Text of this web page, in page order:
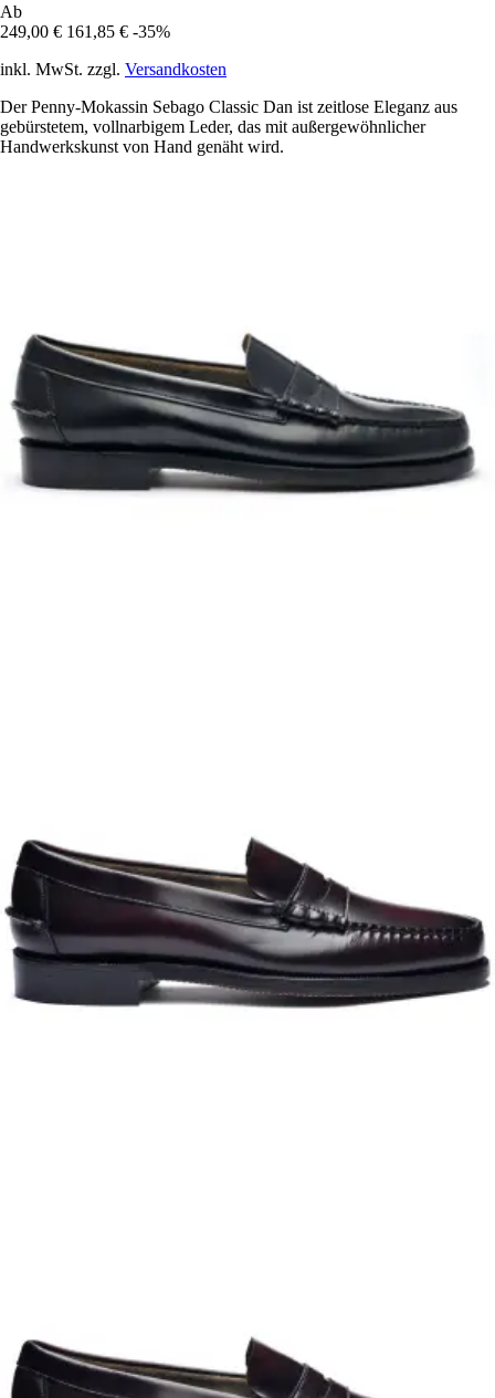
Ab
249,00 € 161,85 € -35%
inkl. MwSt. zzgl. Versandkosten
Der Penny-Mokassin Sebago Classic Dan ist zeitlose Eleganz aus
gebürstetem, vollnarbigem Leder, das mit außergewöhnlicher
Handwerkskunst von Hand genäht wird.